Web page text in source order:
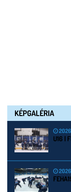
KÉPGALÉRIA
U16 |